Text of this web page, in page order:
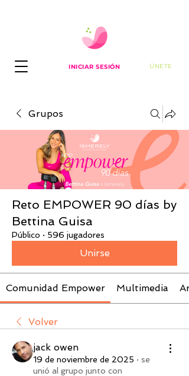
INICIAR SESIÓN ÚNETE
Grupos
Reto EMPOWER 90 días by
Bettina Guisa
Público · 596 jugadores
Unirse
Comunidad Empower Multimedia
Volver
jack owen
19 de noviembre de 2025 · se
unió al grupo junto con